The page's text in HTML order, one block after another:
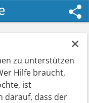
×
zu unterstützen
Hilfe braucht,
ist
darauf, dass der